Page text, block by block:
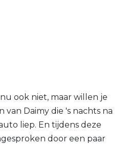
ook niet, maar willen je
van Daimy die 's nachts na
liep. En tijdens deze
door een paar